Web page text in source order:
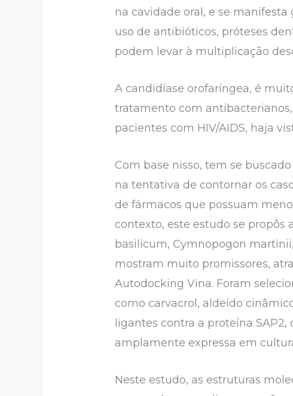
na cavidade oral, e se
uso de antibióticos, próteses
podem levar à multiplicação
A candidíase orofaríngea, é
tratamento com
pacientes com HIV/AIDS, haja
Com base nisso, tem se
na tentativa de contornar os
de fármacos que possuam
contexto, este estudo se propôs
basilicum, Cymnopogon
mostram muito promissores,
Autodocking Vina. Foram
como carvacrol, aldeído
ligantes contra a proteína
amplamente expressa em
Neste estudo, as estruturas